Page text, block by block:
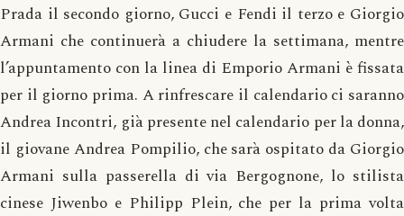
Prada il secondo giorno, Gucci e Fendi il terzo e Giorgio
Armani che continuerà a chiudere la settimana, mentre
l’appuntamento con la linea di Emporio Armani è fissata
per il giorno prima. A rinfrescare il calendario ci saranno
Andrea Incontri, già presente nel calendario per la donna,
il giovane Andrea Pompilio, che sarà ospitato da Giorgio
Armani sulla passerella di via Bergognone, lo stilista
cinese Jiwenbo e Philipp Plein, che per la prima volta